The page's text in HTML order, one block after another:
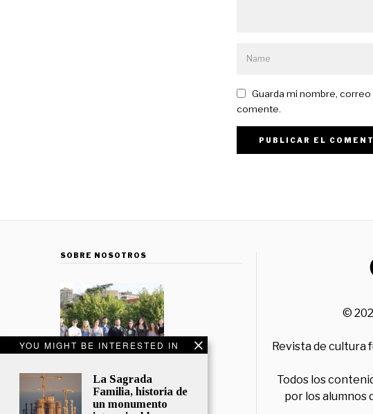
Guarda mi nombre,
comente.
YOU MIGHT BE INTERESTED IN
La Sagrada
Familia, historia de
un monumento
SOBRE NOSOTROS
©
Revista de cultura
Todos los
por los alumnos